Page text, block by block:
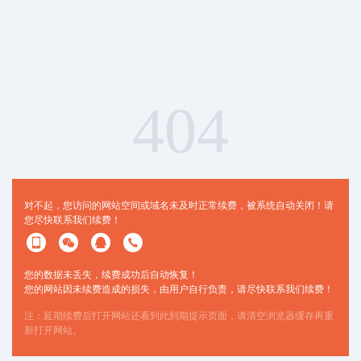
对不起，您访问的网站空间或域名未及时正常续费，被系统自动关闭！请
您尽快联系我们续费！
您的数据未丢失，续费成功后自动恢复！
您的网站因未续费造成的损失，由用户自行负责，请尽快联系我们续费！
注：延期续费后打开网站还看到此到期提示页面，请清空浏览器缓存再重
新打开网站。